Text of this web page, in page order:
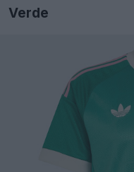
Verde